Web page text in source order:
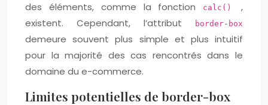
des éléments, comme la fonction
calc(),
existent. Cependant, l’attribut
border-box
demeure souvent plus simple et plus intuitif
pour la majorité des cas rencontrés dans le
domaine du e-commerce.
Limites potentielles de border-box